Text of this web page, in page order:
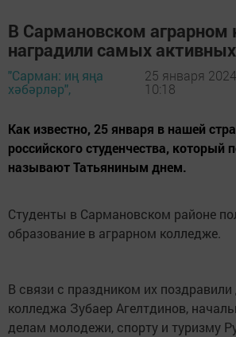
В Сармановском аграрном
наградили самых
"Сарман: иң яңа
хәбәрләр",
25 января
10:18
Как известно, 25 января в нашей
российского студенчества, который
называют Татьяниным днем.
Студенты в Сармановском районе
образование в аграрном колледже.
В связи с праздником их поздравили
колледжа Зубаер Агелтдинов,
делам молодежи, спорту и туризму